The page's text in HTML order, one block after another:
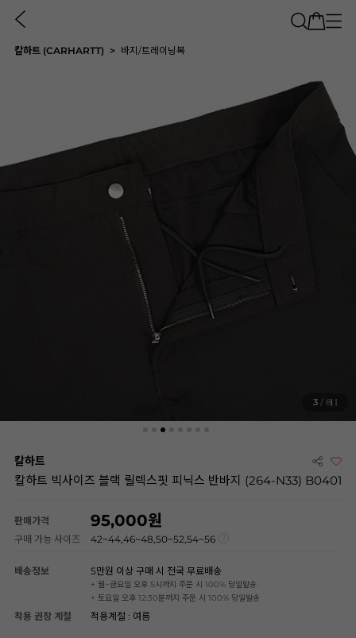
칼하트 (CARHARTT) 바지/트레이닝복
3 / 8
칼하트
칼하트 빅사이즈 블랙 릴렉스핏 피닉스 반바지 (264-N33) B0401
판매가격 95,000
구매 가능 사이즈 42~44,46~48,50~52,54~56
배송정보 5만원 이상 구매 시 전국 무료배송
+ 월~금요일 오후 5시까지 주문 시 100% 당일발송
+ 토요일 오후 12:30분까지 주문 시 100% 당일발송
착용 권장 계절 적용계절 : 여름